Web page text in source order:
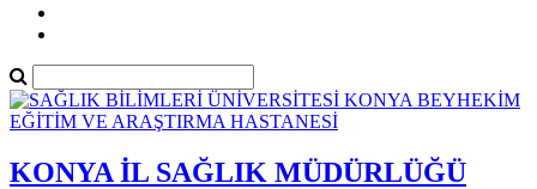
KONYA İL SAĞLIK MÜDÜRLÜĞÜ